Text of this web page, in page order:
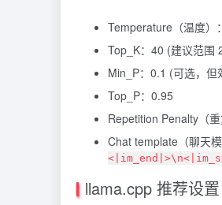
Temperature（温度）
Top_K：40 (建议范围
Min_P：0.1 (可选，但
Top_P：0.95
Repetition Penalty（
Chat template（聊天模
llama.cpp 推荐设置